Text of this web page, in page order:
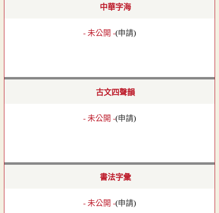
中華字海
- 未公開 -(申請)
古文四聲韻
- 未公開 -(申請)
書法字彙
- 未公開 -(申請)